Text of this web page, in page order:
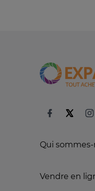
Qui sommes-
Vendre en